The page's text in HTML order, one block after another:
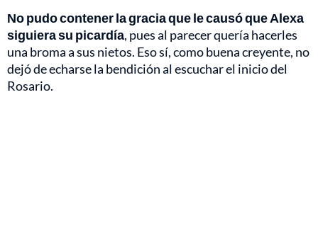
No pudo contener la gracia que le causó que Alexa
siguiera su picardía, pues al parecer quería hacerles
una broma a sus nietos. Eso sí, como buena creyente, no
dejó de echarse la bendición al escuchar el inicio del
Rosario.